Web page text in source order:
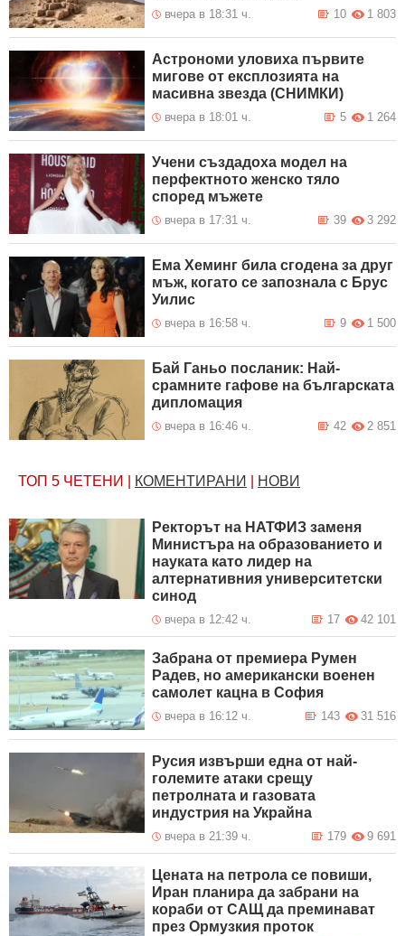
вчера в 18:31 ч. 1 803
10
Астрономи уловиха първите
мигове от експлозията на
масивна звезда (СНИМКИ)
вчера в 18:01 ч. 1 264
5
Учени създадоха модел на
перфектното женско тяло
според мъжете
вчера в 17:31 ч. 3 292
39
Ема Хеминг била сгодена за друг
мъж, когато се запознала с Брус
Уилис
вчера в 16:58 ч. 1 500
9
Бай Ганьо посланик: Най-
срамните гафове на българската
дипломация
вчера в 16:46 ч. 2 851
42
ТОП 5 ЧЕТЕНИ КОМЕНТИРАНИ НОВИ
Ректорът на НАТФИЗ заменя
Министъра на образованието и
науката като лидер на
алтернативния университетски
синод
вчера в 12:42 ч. 42 101
17
Забрана от премиера Румен
Радев, но американски военен
самолет кацна в София
вчера в 16:12 ч. 31 516
143
Русия извърши една от най-
големите атаки срещу
петролната и газовата
индустрия на Украйна
вчера в 21:39 ч. 9 691
179
Цената на петрола се повиши,
Иран планира да забрани на
кораби от САЩ да преминават
през Ормузкия проток